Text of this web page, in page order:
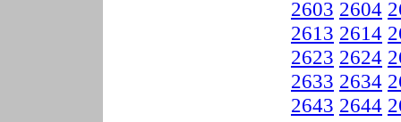
2603 2604
2613 2614
2623 2624
2633 2634
2643 2644